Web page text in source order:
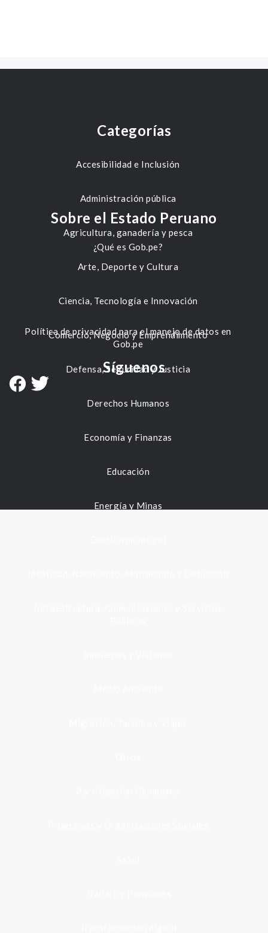
Categorías
Accesibilidad e Inclusión
Administración pública
Agricultura, ganadería y pesca
Arte, Deporte y Cultura
Ciencia, Tecnología e Innovación
Comercio, Negocio y Emprendimiento
Defensa, Seguridad y Justicia
Derechos Humanos
Economía y Finanzas
Educación
Energía y Minas
Sobre el Estado Peruano
¿Qué es Gob.pe?
Política de privacidad para el manejo de datos en
Gob.pe
Síguenos